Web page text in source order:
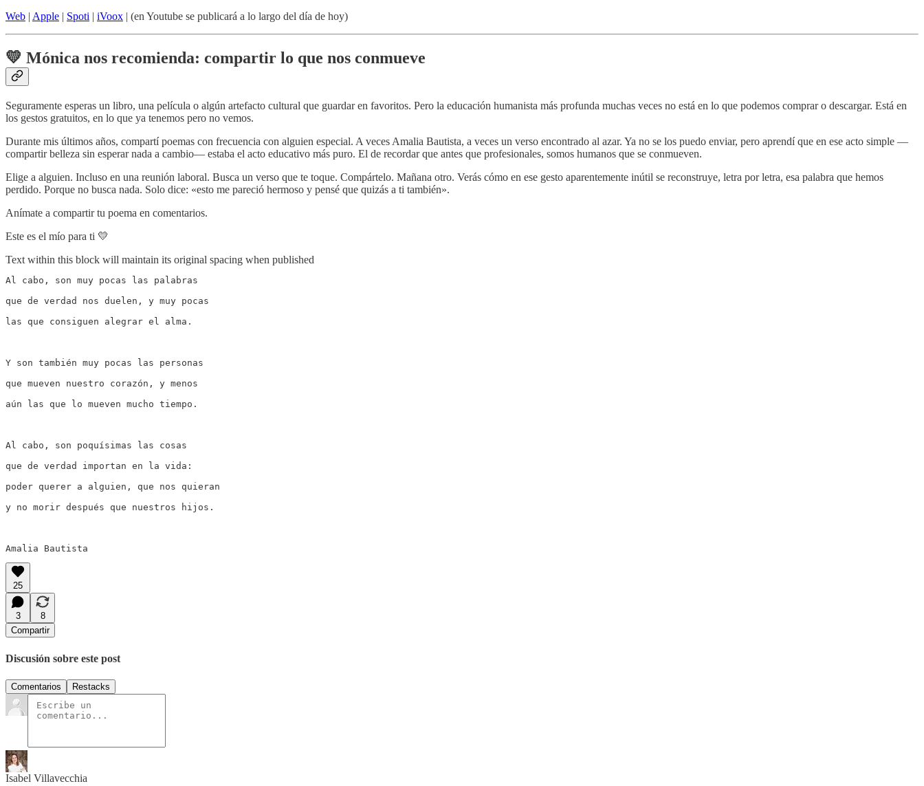
Web Apple Spoti iVoox | (en Youtube se publicará a lo largo del día de hoy)
💛 Mónica nos recomienda: compartir lo que nos conmueve
Seguramente esperas un libro, una película o algún artefacto cultural que guardar en favoritos. Pero la educación humanista más profunda muchas veces no está en lo que podemos comprar o descargar. Está en
los gestos gratuitos, en lo que ya tenemos pero no vemos.
Durante mis últimos años, compartí poemas con frecuencia con alguien especial. A veces Amalia Bautista, a veces un verso encontrado al azar. Ya no se los puedo enviar, pero aprendí que en ese acto simple —
compartir belleza sin esperar nada a cambio— estaba el acto educativo más puro. El de recordar que antes que profesionales, somos humanos que se conmueven.
Elige a alguien. Incluso en una reunión laboral. Busca un verso que te toque. Compártelo. Mañana otro. Verás cómo en ese gesto aparentemente inútil se reconstruye, letra por letra, esa palabra que hemos
perdido. Porque no busca nada. Solo dice: «esto me pareció hermoso y pensé que quizás a ti también».
Anímate a compartir tu poema en comentarios.
Este es el mío para ti 💛
Text within this block will maintain its original spacing when published
Al cabo, son muy pocas las palabras
que de verdad nos duelen, y muy pocas
las que consiguen alegrar el alma.
Y son también muy pocas las personas
que mueven nuestro corazón, y menos
aún las que lo mueven mucho tiempo.
Al cabo, son poquísimas las cosas
que de verdad importan en la vida:
poder querer a alguien, que nos quieran
y no morir después que nuestros hijos.
Amalia Bautista
25
3
8
Compartir
Discusión sobre este post
Comentarios Restacks
Isabel Villavecchia